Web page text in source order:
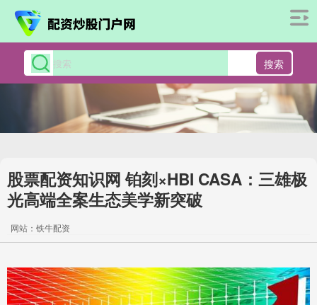
搜索
股票配资知识网 铂刻×HBI CASA：三雄极
光高端全案生态美学新突破
网站：铁牛配资